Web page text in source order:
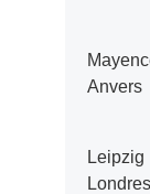
Anvers
Leipzig
Londres